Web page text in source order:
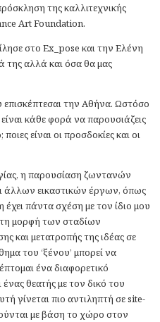
της καλλιτεχνικής
Art Foundation.
στο Ex_pose και την Ελένη
της αλλά και όσα θα μας
την Αθήνα. Ωστόσο
κάθε φορά να παρουσιάζεις
είναι οι προσδοκίες και οι
η παρουσίαση ζωντανών
άλλων εικαστικών έργων, όπως
έχει πάντα σχέση με τον ίδιο μου
μορφή των σταδίων
και μετατροπής της ιδέας σε
του ‘ξένου’ μπορεί να
ένα διαφορετικό
ένας θεατής με τον δικό του
γίνεται πιο αντιληπτή σε site-
με βάση το χώρο στον